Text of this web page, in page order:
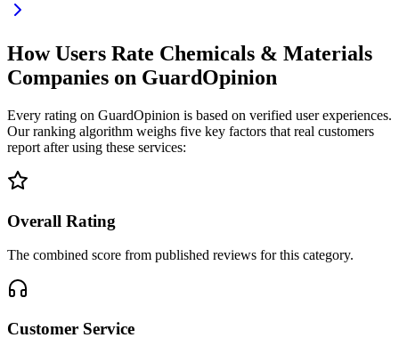
How Users Rate Chemicals & Materials
Companies on GuardOpinion
Every rating on GuardOpinion is based on verified user experiences.
Our ranking algorithm weighs five key factors that real customers
report after using these services:
Overall Rating
The combined score from published reviews for this category.
Customer Service